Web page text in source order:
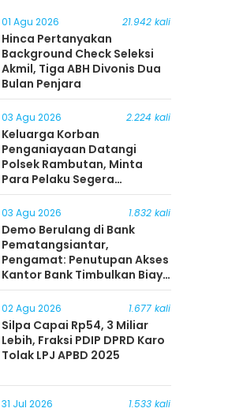
01 Agu 2026 21.942 kali
Hinca Pertanyakan
Background Check Seleksi
Akmil, Tiga ABH Divonis Dua
Bulan Penjara
03 Agu 2026 2.224 kali
Keluarga Korban
Penganiayaan Datangi
Polsek Rambutan, Minta
Para Pelaku Segera
Ditangkap
03 Agu 2026 1.832 kali
Demo Berulang di Bank
Pematangsiantar,
Pengamat: Penutupan Akses
Kantor Bank Timbulkan Biaya
Ekonomi bagi Masyarakat
02 Agu 2026 1.677 kali
Silpa Capai Rp54, 3 Miliar
Lebih, Fraksi PDIP DPRD Karo
Tolak LPJ APBD 2025
31 Jul 2026 1.533 kali